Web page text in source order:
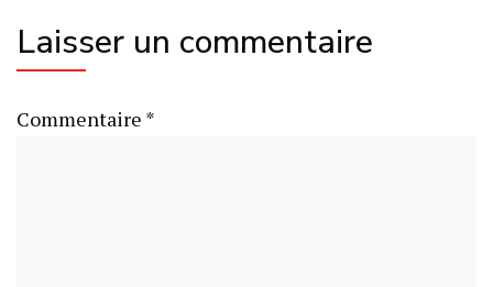
Laisser un commentaire
Commentaire *